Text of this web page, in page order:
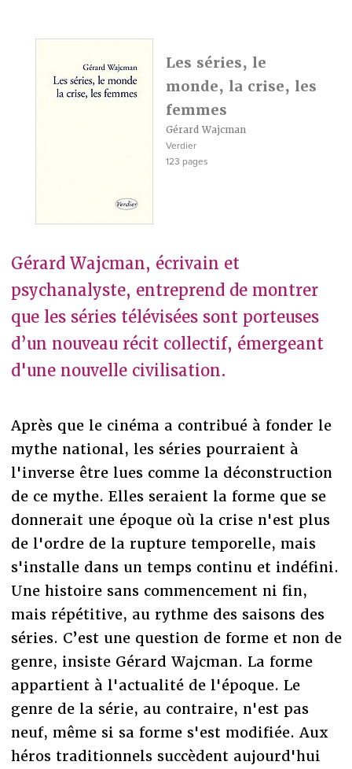
Les séries, le
monde, la crise, les
femmes
Gérard Wajcman
Verdier
123 pages
Gérard Wajcman, écrivain et
psychanalyste, entreprend de montrer
que les séries télévisées sont porteuses
d’un nouveau récit collectif, émergeant
d'une nouvelle civilisation.
Après que le cinéma a contribué à fonder le
mythe national, les séries pourraient à
l'inverse être lues comme la déconstruction
de ce mythe. Elles seraient la forme que se
donnerait une époque où la crise n'est plus
de l'ordre de la rupture temporelle, mais
s'installe dans un temps continu et indéfini.
Une histoire sans commencement ni fin,
mais répétitive, au rythme des saisons des
séries. C’est une question de forme et non de
genre, insiste Gérard Wajcman. La forme
appartient à l'actualité de l'époque. Le
genre de la série, au contraire, n'est pas
neuf, même si sa forme s'est modifiée. Aux
héros traditionnels succèdent aujourd'hui